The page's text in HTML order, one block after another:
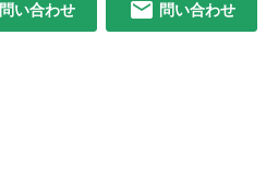
問い合わせ 問い合わせ